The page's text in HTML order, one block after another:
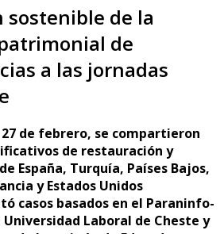
de la
de
a las jornadas
27 de febrero, se compartieron
de restauración y
España, Turquía, Países Bajos,
y Estados Unidos
casos basados en el Paraninfo-
Laboral de Cheste y